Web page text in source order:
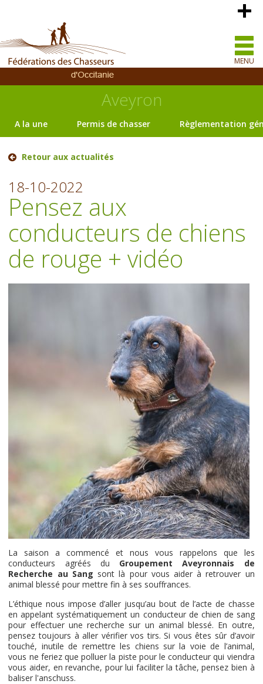
MENU
Aveyron
A la une Permis de chasser Règlementation
Retour aux actualités
18-10-2022
Pensez aux
conducteurs de chiens
de rouge + vidéo
La saison a commencé et nous vous rappelons que les
conducteurs agréés du Groupement Aveyronnais de
Recherche au Sang sont là pour vous aider à retrouver un
animal blessé pour mettre fin à ses souffrances.
L’éthique nous impose d’aller jusqu’au bout de l’acte de chasse
en appelant systématiquement un conducteur de chien de sang
pour effectuer une recherche sur un animal blessé. En outre,
pensez toujours à aller vérifier vos tirs. Si vous êtes sûr d’avoir
touché, inutile de remettre les chiens sur la voie de l’animal,
vous ne feriez que polluer la piste pour le conducteur qui viendra
vous aider, en revanche, pour lui faciliter la tâche, pensez bien à
baliser l'anschuss.